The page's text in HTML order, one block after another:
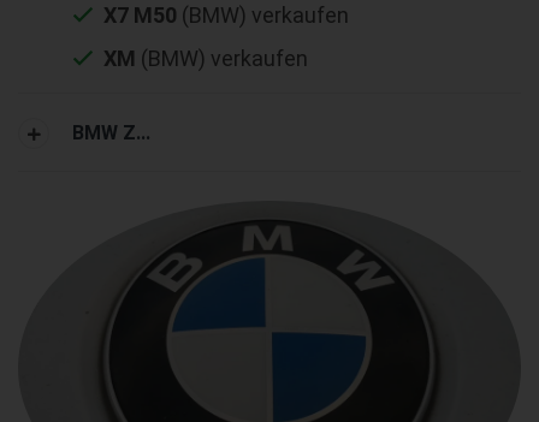
X7 M50 (BMW) verkaufen
XM (BMW) verkaufen
BMW Z...